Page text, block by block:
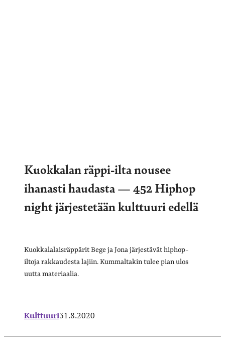
Kuokkalan räppi-ilta nousee
ihanasti haudasta — 452 Hiphop
night järjestetään kulttuuri edellä
Kuokkalalaisräppärit Bege ja Jona järjestävät hiphop-
iltoja rakkaudesta lajiin. Kummaltakin tulee pian ulos
uutta materiaalia.
Kulttuuri31.8.2020